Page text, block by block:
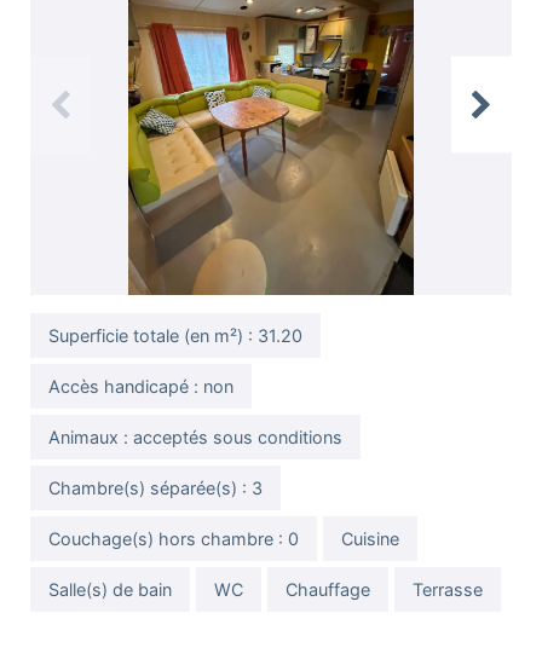
Previous Next
Superficie totale (en m²) : 31.20
Accès handicapé : non
Animaux : acceptés sous conditions
Chambre(s) séparée(s) : 3
Couchage(s) hors chambre : 0 Cuisine
Salle(s) de bain WC Chauffage Terrasse